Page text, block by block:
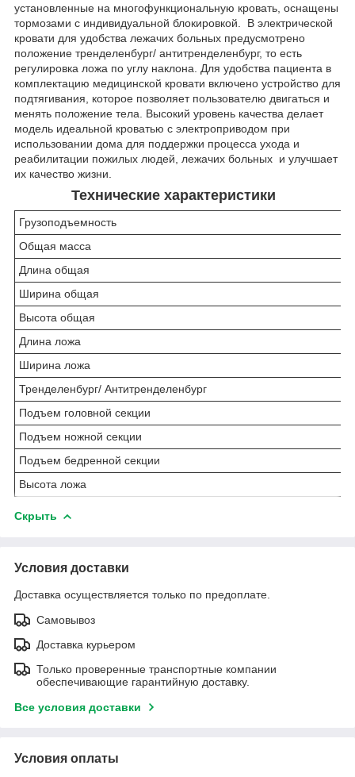
установленные на многофункциональную кровать, оснащены
тормозами с индивидуальной блокировкой. В электрической
кровати для удобства лежачих больных предусмотрено
положение тренделенбург/ антитренделенбург, то есть
регулировка ложа по углу наклона. Для удобства пациента в
комплектацию медицинской кровати включено устройство для
подтягивания, которое позволяет пользователю двигаться и
менять положение тела. Высокий уровень качества делает
модель идеальной кроватью с электроприводом при
использовании дома для поддержки процесса ухода и
реабилитации пожилых людей, лежачих больных и улучшает
их качество жизни.
Технические характеристики
Грузоподъемность
Общая масса
Длина общая
Ширина общая
Высота общая
Длина ложа
Ширина ложа
Тренделенбург/ Антитренделенбург
Подъем головной секции
Подъем ножной секции
Подъем бедренной секции
Высота ложа
Скрыть
Условия доставки
Доставка осуществляется только по предоплате.
Самовывоз
Доставка курьером
Только проверенные транспортные компании
обеспечивающие гарантийную доставку.
Все условия доставки
Условия оплаты